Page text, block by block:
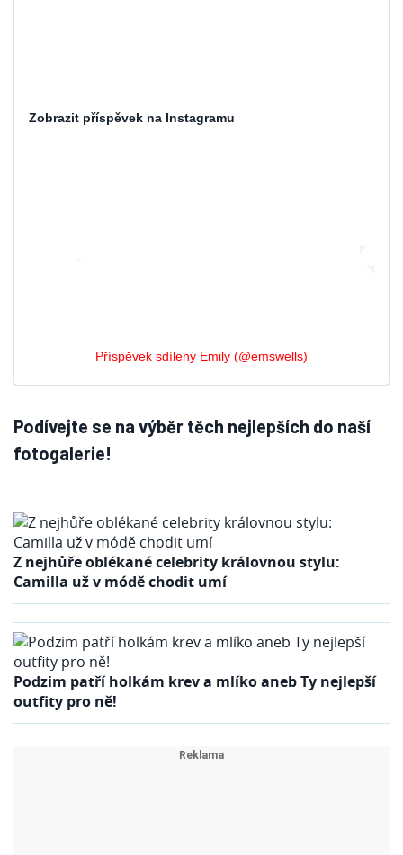
Zobrazit příspěvek na Instagramu
Příspěvek sdílený Emily (@emswells)
Podívejte se na výběr těch nejlepších do naší
fotogalerie!
Z nejhůře oblékané celebrity královnou stylu:
Camilla už v módě chodit umí
Podzim patří holkám krev a mlíko aneb Ty nejlepší
outfity pro ně!